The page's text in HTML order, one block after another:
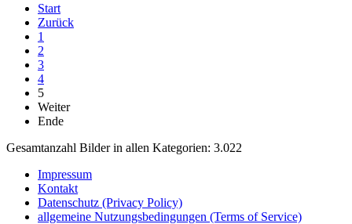
Start
Zurück
1
2
3
4
5
Weiter
Ende
Gesamtanzahl Bilder in allen Kategorien: 3.022
Impressum
Kontakt
Datenschutz (Privacy Policy)
allgemeine Nutzungsbedingungen (Terms of Service)